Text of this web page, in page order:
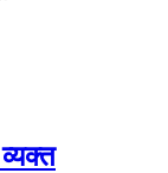
व्यक्त